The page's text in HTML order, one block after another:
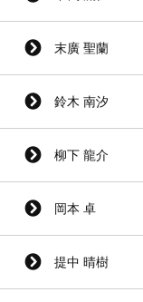
末廣 聖蘭
鈴木 南汐
柳下 龍介
岡本 卓
提中 晴樹